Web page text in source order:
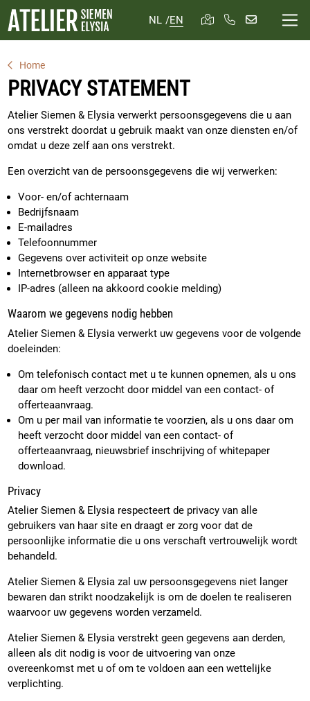
NL /EN
Home
PRIVACY STATEMENT
Atelier Siemen & Elysia verwerkt persoonsgegevens die u aan
ons verstrekt doordat u gebruik maakt van onze diensten en/of
omdat u deze zelf aan ons verstrekt.
Een overzicht van de persoonsgegevens die wij verwerken:
Voor- en/of achternaam
Bedrijfsnaam
E-mailadres
Telefoonnummer
Gegevens over activiteit op onze website
Internetbrowser en apparaat type
IP-adres (alleen na akkoord cookie melding)
Waarom we gegevens nodig hebben
Atelier Siemen & Elysia verwerkt uw gegevens voor de volgende
doeleinden:
Om telefonisch contact met u te kunnen opnemen, als u ons
daar om heeft verzocht door middel van een contact- of
offerteaanvraag.
Om u per mail van informatie te voorzien, als u ons daar om
heeft verzocht door middel van een contact- of
offerteaanvraag, nieuwsbrief inschrijving of whitepaper
download.
Privacy
Atelier Siemen & Elysia respecteert de privacy van alle
gebruikers van haar site en draagt er zorg voor dat de
persoonlijke informatie die u ons verschaft vertrouwelijk wordt
behandeld.
Atelier Siemen & Elysia zal uw persoonsgegevens niet langer
bewaren dan strikt noodzakelijk is om de doelen te realiseren
waarvoor uw gegevens worden verzameld.
Atelier Siemen & Elysia verstrekt geen gegevens aan derden,
alleen als dit nodig is voor de uitvoering van onze
overeenkomst met u of om te voldoen aan een wettelijke
verplichting.